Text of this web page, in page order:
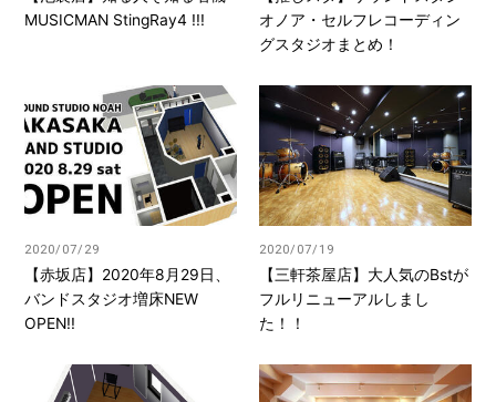
MUSICMAN StingRay4 !!!
オノア・セルフレコーディン
グスタジオまとめ！
2020/07/29
【赤坂店】2020年8月29日、
バンドスタジオ増床NEW
OPEN!!
2020/07/19
【三軒茶屋店】大人気のBstが
フルリニューアルしまし
た！！